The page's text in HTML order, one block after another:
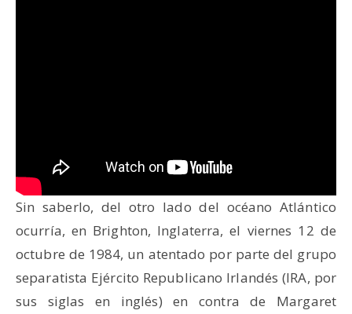
Sin saberlo, del otro lado del océano Atlántico
ocurría, en Brighton, Inglaterra, el viernes 12 de
octubre de 1984, un atentado por parte del grupo
separatista Ejército Republicano Irlandés (IRA, por
sus siglas en inglés) en contra de Margaret